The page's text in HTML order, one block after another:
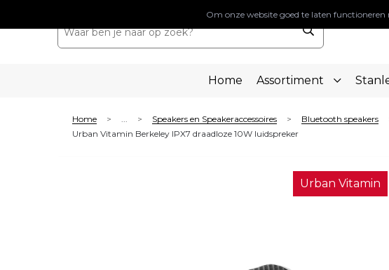
Home Assortiment
Home > ... > Speakers en Speakeraccessoires > Bluetooth speakers
Urban Vitamin Berkeley IPX7 draadloze 10W luidspreker
Urban Vitamin
Om onze website goed te laten